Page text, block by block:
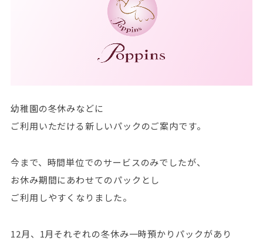
幼稚園の冬休みなどに
ご利用いただける新しいパックのご案内です。
今まで、時間単位でのサービスのみでしたが、
お休み期間にあわせてのパックとし
ご利用しやすくなりました。
12月、1月それぞれの冬休み一時預かりパックがあり